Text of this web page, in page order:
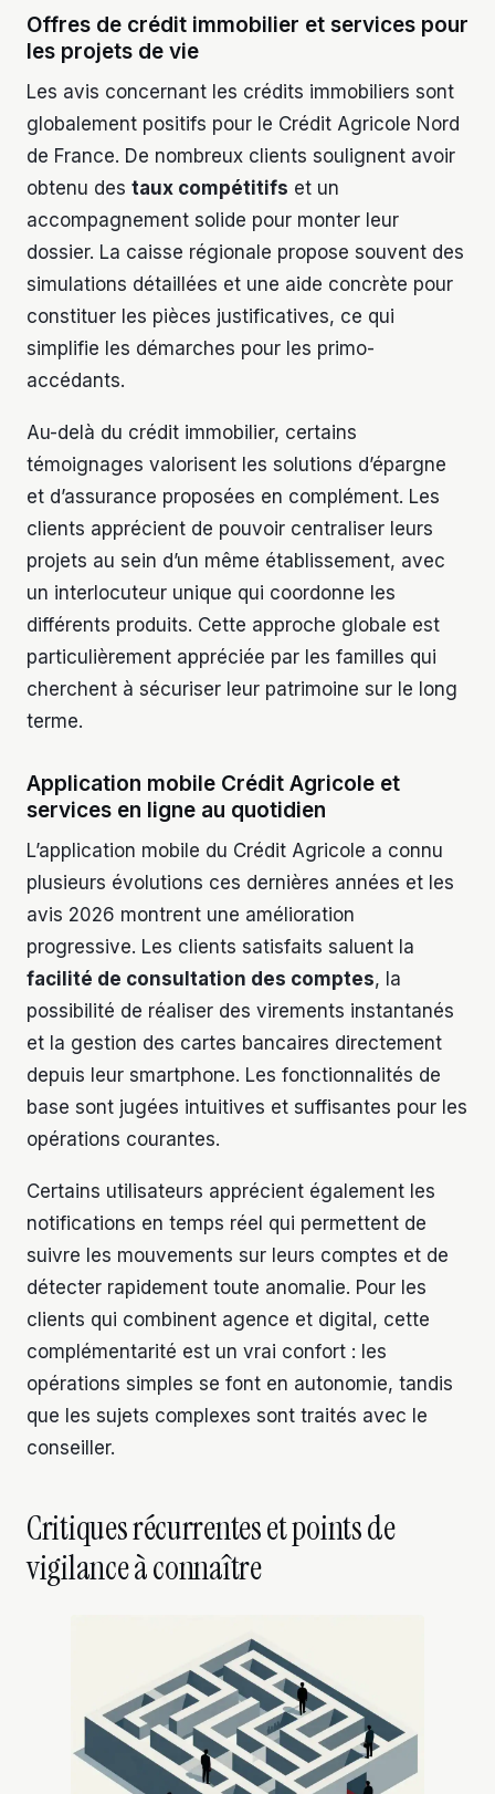
Offres de crédit immobilier et services pour
les projets de vie
Les avis concernant les crédits immobiliers sont
globalement positifs pour le Crédit Agricole Nord
de France. De nombreux clients soulignent avoir
obtenu des taux compétitifs et un
accompagnement solide pour monter leur
dossier. La caisse régionale propose souvent des
simulations détaillées et une aide concrète pour
constituer les pièces justificatives, ce qui
simplifie les démarches pour les primo-
accédants.
Au-delà du crédit immobilier, certains
témoignages valorisent les solutions d’épargne
et d’assurance proposées en complément. Les
clients apprécient de pouvoir centraliser leurs
projets au sein d’un même établissement, avec
un interlocuteur unique qui coordonne les
différents produits. Cette approche globale est
particulièrement appréciée par les familles qui
cherchent à sécuriser leur patrimoine sur le long
terme.
Application mobile Crédit Agricole et
services en ligne au quotidien
L’application mobile du Crédit Agricole a connu
plusieurs évolutions ces dernières années et les
avis 2026 montrent une amélioration
progressive. Les clients satisfaits saluent la
facilité de consultation des comptes, la
possibilité de réaliser des virements instantanés
et la gestion des cartes bancaires directement
depuis leur smartphone. Les fonctionnalités de
base sont jugées intuitives et suffisantes pour les
opérations courantes.
Certains utilisateurs apprécient également les
notifications en temps réel qui permettent de
suivre les mouvements sur leurs comptes et de
détecter rapidement toute anomalie. Pour les
clients qui combinent agence et digital, cette
complémentarité est un vrai confort : les
opérations simples se font en autonomie, tandis
que les sujets complexes sont traités avec le
conseiller.
Critiques récurrentes et points de
vigilance à connaître